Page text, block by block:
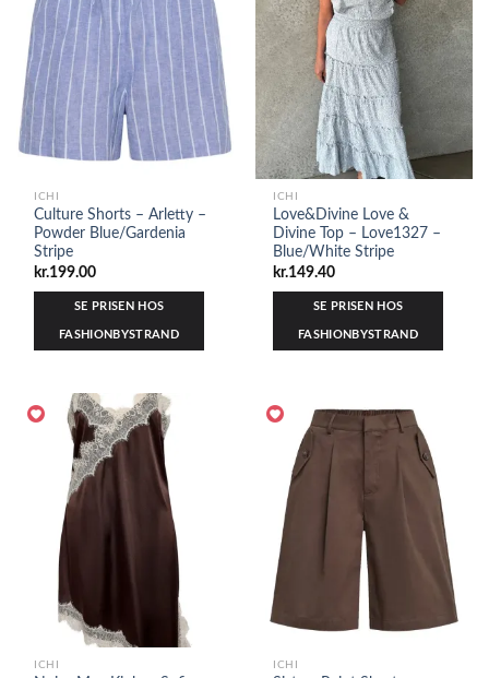
ICHI
Culture Shorts – Arletty –
Powder Blue/Gardenia
Stripe
kr.199.00
SE PRISEN HOS
FASHIONBYSTRAND
ICHI
Love&Divine Love &
Divine Top – Love1327 –
Blue/White Stripe
kr.149.40
SE PRISEN HOS
FASHIONBYSTRAND
ICHI ICHI